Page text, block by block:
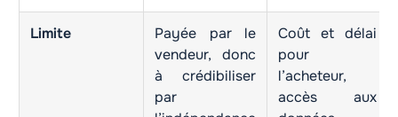
Limite
Payée par le
vendeur, donc
à crédibiliser
par
Coût et délai
pour
l’acheteur,
accès aux